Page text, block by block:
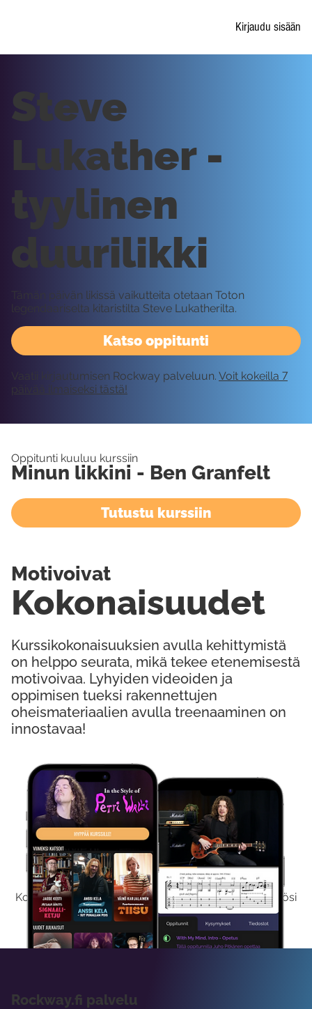
Kirjaudu sisään
Kokeile Ilmaiseksi
Kokeilemalla ilmaiseksi saat koko sisältömme käyttöösi
viikon ajaksi.
Katso oppitunti
Steve
Lukather -
tyylinen
duurilikki
Tämän päivän likissä vaikutteita otetaan Toton
legendaariselta kitaristilta Steve Lukatherilta.
Vaatii kirjautumisen Rockway palveluun. Voit kokeilla 7
päivää ilmaiseksi tästä!
Oppitunti kuuluu kurssiin
Minun likkini - Ben Granfelt
Tutustu kurssiin
Kurssikokonaisuuksien avulla kehittymistä
on helppo seurata, mikä tekee etenemisestä
motivoivaa. Lyhyiden videoiden ja
oppimisen tueksi rakennettujen
oheismateriaalien avulla treenaaminen on
innostavaa!
Kokonaisuudet
Motivoivat
Rockway.fi palvelu